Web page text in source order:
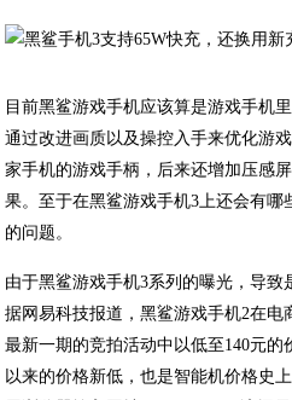
目前黑鲨游戏手机应该算是游戏手机
通过改进画质以及操控入手来优化游
家手机的游戏手柄，后来还增加压感
果。至于在黑鲨游戏手机3上还会有
的问题。
由于黑鲨游戏手机3系列的曝光，导致
据网易科技报道，黑鲨游戏手机2在电
最新一期的竞拍活动中以低至140元
以来的价格新低，也是智能机价格史